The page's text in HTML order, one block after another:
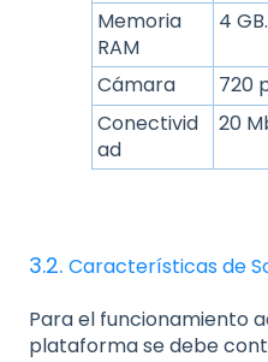
Memoria
RAM
4 GB.
Cámara
720
Conectivid
ad
20
3.2. Características de
Para el funcionamiento
plataforma se debe